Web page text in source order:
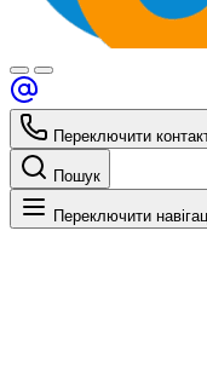
Переключити
Пошук
Переключити